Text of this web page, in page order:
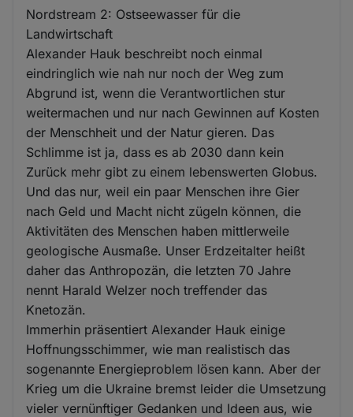
Nordstream 2: Ostseewasser für die
Landwirtschaft
Alexander Hauk beschreibt noch einmal
eindringlich wie nah nur noch der Weg zum
Abgrund ist, wenn die Verantwortlichen stur
weitermachen und nur nach Gewinnen auf Kosten
der Menschheit und der Natur gieren. Das
Schlimme ist ja, dass es ab 2030 dann kein
Zurück mehr gibt zu einem lebenswerten Globus.
Und das nur, weil ein paar Menschen ihre Gier
nach Geld und Macht nicht zügeln können, die
Aktivitäten des Menschen haben mittlerweile
geologische Ausmaße. Unser Erdzeitalter heißt
daher das Anthropozän, die letzten 70 Jahre
nennt Harald Welzer noch treffender das
Knetozän.
Immerhin präsentiert Alexander Hauk einige
Hoffnungsschimmer, wie man realistisch das
sogenannte Energieproblem lösen kann. Aber der
Krieg um die Ukraine bremst leider die Umsetzung
vieler vernünftiger Gedanken und Ideen aus, wie